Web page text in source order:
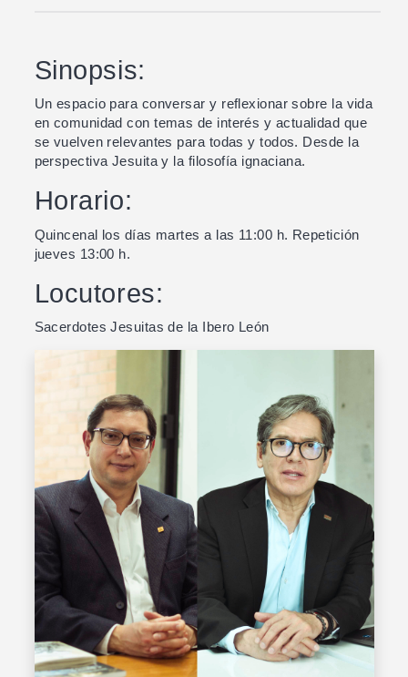
Sinopsis:
Un espacio para conversar y reflexionar sobre la vida
en comunidad con temas de interés y actualidad que
se vuelven relevantes para todas y todos. Desde la
perspectiva Jesuita y la filosofía ignaciana.
Horario:
Quincenal los días martes a las 11:00 h. Repetición
jueves 13:00 h.
Locutores:
Sacerdotes Jesuitas de la Ibero León